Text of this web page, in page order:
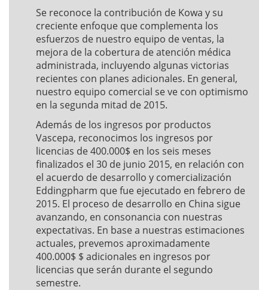
Se reconoce la contribución de Kowa y su
creciente enfoque que complementa los
esfuerzos de nuestro equipo de ventas, la
mejora de la cobertura de atención médica
administrada, incluyendo algunas victorias
recientes con planes adicionales. En general,
nuestro equipo comercial se ve con optimismo
en la segunda mitad de 2015.
Además de los ingresos por productos
Vascepa, reconocimos los ingresos por
licencias de 400.000$ en los seis meses
finalizados el 30 de junio 2015, en relación con
el acuerdo de desarrollo y comercialización
Eddingpharm que fue ejecutado en febrero de
2015. El proceso de desarrollo en China sigue
avanzando, en consonancia con nuestras
expectativas. En base a nuestras estimaciones
actuales, prevemos aproximadamente
400.000$ $ adicionales en ingresos por
licencias que serán durante el segundo
semestre.